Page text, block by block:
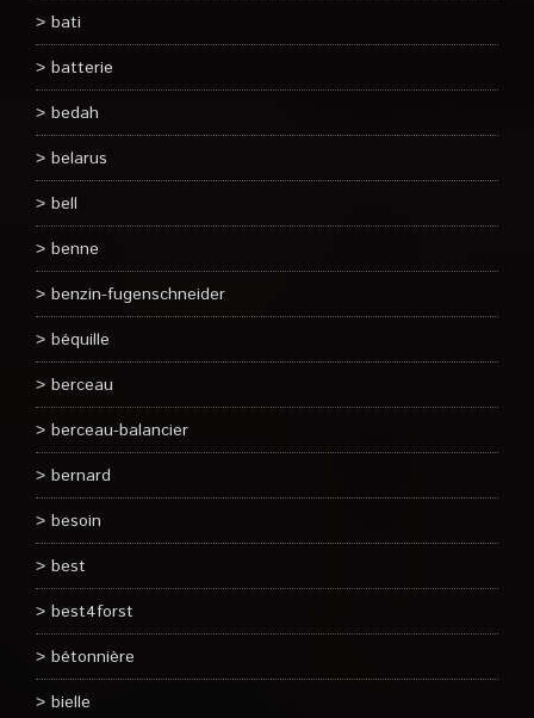
bati
batterie
bedah
belarus
bell
benne
benzin-fugenschneider
béquille
berceau
berceau-balancier
bernard
besoin
best
best4forst
bétonnière
bielle